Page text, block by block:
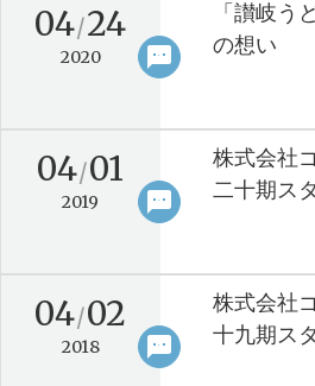
sms
04/24
2020
「讃岐う
の想い
keyboard_arrow_right
sms
04/01
2019
株式会社
二十期ス
keyboard_arrow_right
sms
04/02
2018
株式会社
十九期ス
keyboard_arrow_right